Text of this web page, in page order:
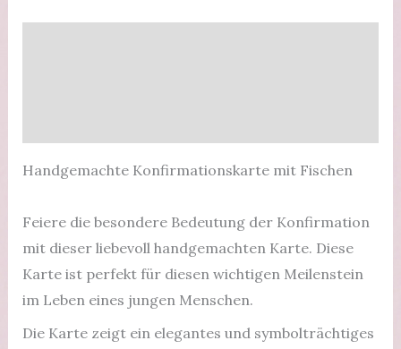
Handgemachte Konfirmationskarte mit Fischen
Feiere die besondere Bedeutung der Konfirmation
mit dieser liebevoll handgemachten Karte. Diese
Karte ist perfekt für diesen wichtigen Meilenstein
im Leben eines jungen Menschen.
Die Karte zeigt ein elegantes und symbolträchtiges